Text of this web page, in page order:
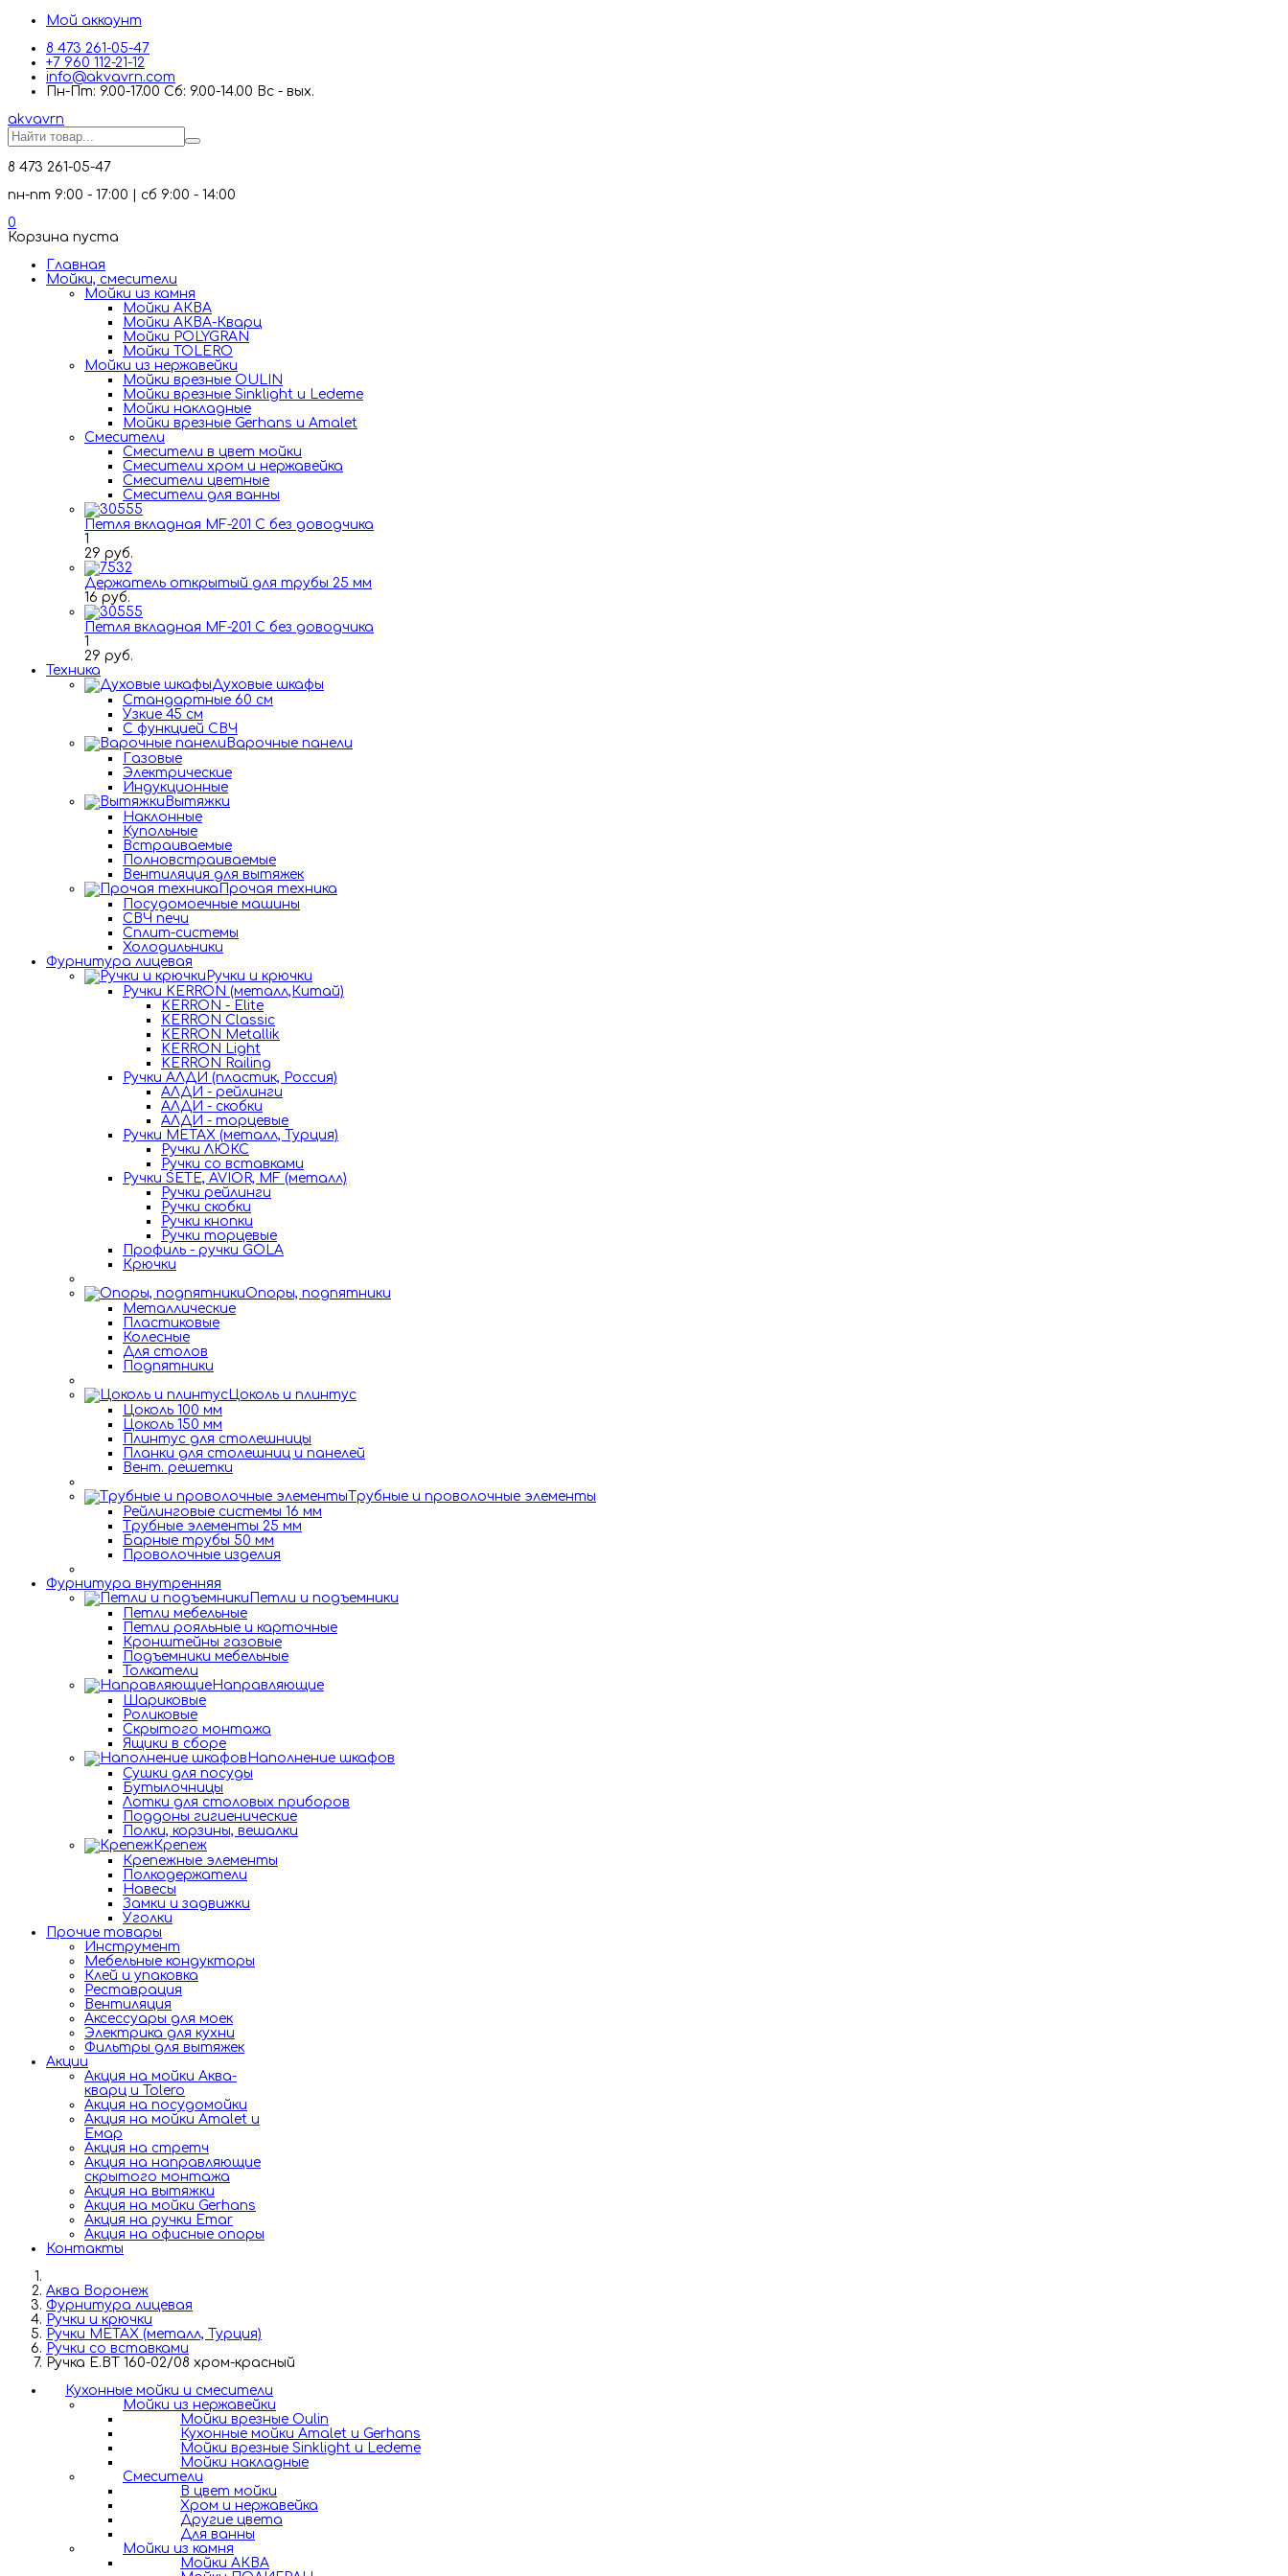
Мой аккаунт
8 473 261-05-47
+7 960 112-21-12
info@akvavrn.com
Пн-Пт: 9.00-17.00 Сб: 9.00-14.00 Вс - вых.
akvavrn
8 473 261-05-47
пн-пт 9:00 - 17:00 | сб 9:00 - 14:00
0
Корзина пуста
Главная
Мойки, смесители
Mойки из камня
Мойки АКВА
Мойки АКВА-Кварц
Мойки POLYGRAN
Мойки TOLERO
Мойки из нержавейки
Мойки врезные OULIN
Мойки врезные Sinklight и Ledeme
Мойки накладные
Мойки врезные Gerhans и Amalet
Смесители
Смесители в цвет мойки
Смесители хром и нержавейка
Смесители цветные
Смесители для ванны
Петля вкладная MF-201 C без доводчика
1
29 руб.
Держатель открытый для трубы 25 мм
16 руб.
Петля вкладная MF-201 C без доводчика
1
29 руб.
Техника
Духовые шкафы
Стандартные 60 см
Узкие 45 см
С функцией СВЧ
Варочные панели
Газовые
Электрические
Индукционные
Вытяжки
Наклонные
Купольные
Встраиваемые
Полновстраиваемые
Вентиляция для вытяжек
Прочая техника
Посудомоечные машины
СВЧ печи
Сплит-системы
Холодильники
Фурнитура лицевая
Ручки и крючки
Ручки KERRON (металл,Китай)
KERRON - Elite
KERRON Classic
KERRON Metallik
KERRON Light
KERRON Railing
Ручки АЛДИ (пластик, Россия)
АЛДИ - рейлинги
АЛДИ - скобки
АЛДИ - торцевые
Ручки METAX (металл, Турция)
Ручки ЛЮКС
Ручки со вставками
Ручки SETE, AVIOR, MF (металл)
Ручки рейлинги
Ручки скобки
Ручки кнопки
Ручки торцевые
Профиль - ручки GOLA
Крючки
Опоры, подпятники
Металлические
Пластиковые
Колесные
Для столов
Подпятники
Цоколь и плинтус
Цоколь 100 мм
Цоколь 150 мм
Плинтус для столешницы
Планки для столешниц и панелей
Вент. решетки
Трубные и проволочные элементы
Рейлинговые системы 16 мм
Трубные элементы 25 мм
Барные трубы 50 мм
Проволочные изделия
Фурнитура внутренняя
Петли и подъемники
Петли мебельные
Петли рояльные и карточные
Кронштейны газовые
Подъемники мебельные
Толкатели
Направляющие
Шариковые
Роликовые
Скрытого монтажа
Ящики в сборе
Наполнение шкафов
Сушки для посуды
Бутылочницы
Лотки для столовых приборов
Поддоны гигиенические
Полки, корзины, вешалки
Крепеж
Крепежные элементы
Полкодержатели
Навесы
Замки и задвижки
Уголки
Прочие товары
Инструмент
Мебельные кондукторы
Клей и упаковка
Реставрация
Вентиляция
Аксессуары для моек
Электрика для кухни
Фильтры для вытяжек
Акции
Акция на мойки Аква-
кварц и Tolero
Акция на посудомойки
Акция на мойки Amalet и
Емар
Акция на стретч
Акция на направляющие
скрытого монтажа
Акция на вытяжки
Акция на мойки Gerhans
Акция на ручки Emar
Акция на офисные опоры
Контакты
Аква Воронеж
Фурнитура лицевая
Ручки и крючки
Ручки METAX (металл, Турция)
Ручки со вставками
Ручка E.BT 160-02/08 хром-красный
Кухонные мойки и смесители
Мойки из нержавейки
Мойки врезные Oulin
Кухонные мойки Amalet и Gerhans
Мойки врезные Sinklight и Ledeme
Мойки накладные
Смесители
В цвет мойки
Хром и нержавейка
Другие цвета
Для ванны
Мойки из камня
Мойки АКВА